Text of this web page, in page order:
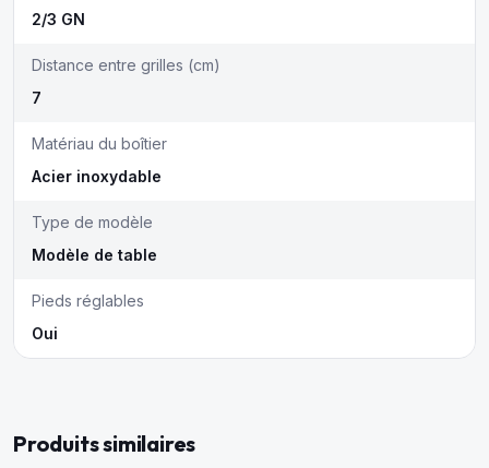
2/3 GN
Distance entre grilles (cm)
7
Matériau du boîtier
Acier inoxydable
Type de modèle
Modèle de table
Pieds réglables
Oui
Produits similaires